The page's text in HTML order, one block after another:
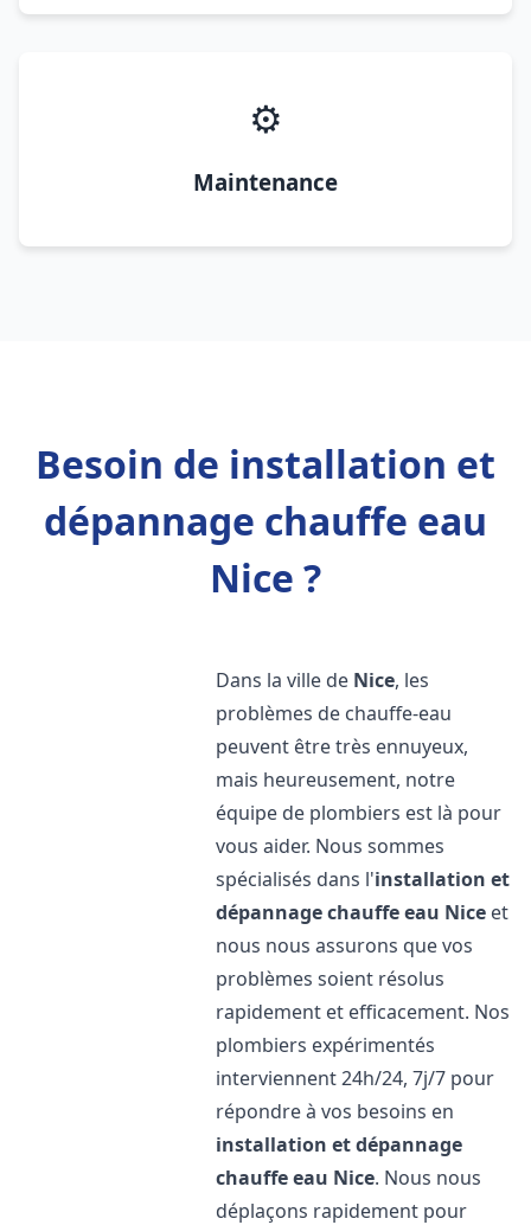
⚙️
Maintenance
Besoin de installation et
dépannage chauffe eau
Nice ?
Dans la ville de Nice, les
problèmes de chauffe-eau
peuvent être très ennuyeux,
mais heureusement, notre
équipe de plombiers est là pour
vous aider. Nous sommes
spécialisés dans l'installation et
dépannage chauffe eau Nice et
nous nous assurons que vos
problèmes soient résolus
rapidement et efficacement. Nos
plombiers expérimentés
interviennent 24h/24, 7j/7 pour
répondre à vos besoins en
installation et dépannage
chauffe eau Nice. Nous nous
déplaçons rapidement pour